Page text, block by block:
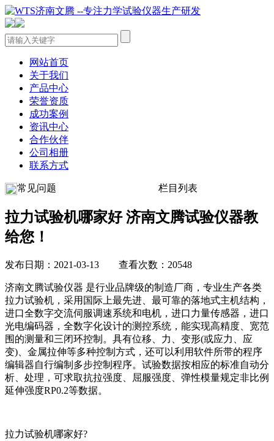
网站首页
关于我们
产品中心
荣誉资质
成功案例
资讯中心
合作伙伴
公司相册
联系方式
常见问题 栏目列表
拉力试验机哪家好 济南文腾试验仪器教
给您！
发布日期：2021-03-13 查看次数：20548
济南文腾试验仪器 是行业品牌级的制造厂商，专业生产各类
拉力试验机，采用国际上最先进、最可靠的落地式主机结构，
进口全数字交流伺服调速系统和电机，进口力量传感器，进口
光电编码器，全数字化设计的测控系统，能实现高精度、宽范
围的测量和三闭环控制。具有位移、力、变形(或应力、应
变)、金属拉伸等多种控制方式，还可以利用软件所带的程序
编辑器自行编制多步控制程序。试验数据按相应的标准自动分
析、处理，可求取抗拉强度、屈服强度、弹性模量规定非比例
延伸强度RP0.2等数据。
拉力试验机哪家好?